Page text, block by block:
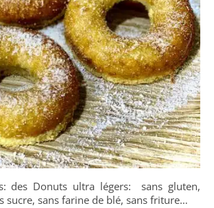
sucre, sans farine de blé, sans friture…